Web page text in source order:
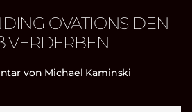
OVATIONS DEN
VERDERBEN
von Michael Kaminski